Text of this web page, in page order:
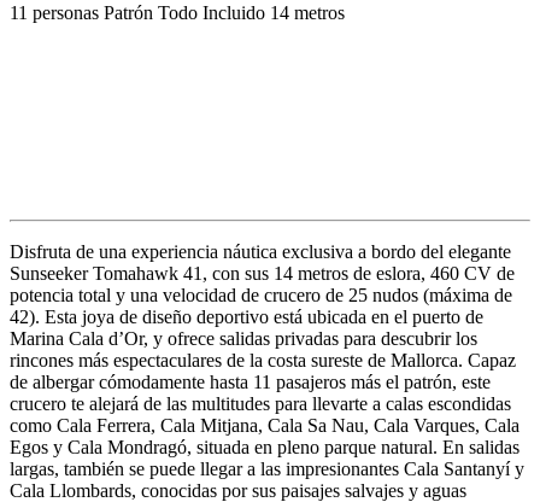
11 personas Patrón Todo Incluido 14 metros
Descripción
Disfruta de una experiencia náutica exclusiva a bordo del elegante
Sunseeker Tomahawk 41, con sus 14 metros de eslora, 460 CV de
potencia total y una velocidad de crucero de 25 nudos (máxima de
42). Esta joya de diseño deportivo está ubicada en el puerto de
Marina Cala d’Or, y ofrece salidas privadas para descubrir los
rincones más espectaculares de la costa sureste de Mallorca. Capaz
de albergar cómodamente hasta 11 pasajeros más el patrón, este
crucero te alejará de las multitudes para llevarte a calas escondidas
como Cala Ferrera, Cala Mitjana, Cala Sa Nau, Cala Varques, Cala
Egos y Cala Mondragó, situada en pleno parque natural. En salidas
largas, también se puede llegar a las impresionantes Cala Santanyí y
Cala Llombards, conocidas por sus paisajes salvajes y aguas